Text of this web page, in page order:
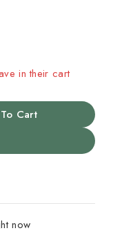
in their cart
Cart
now